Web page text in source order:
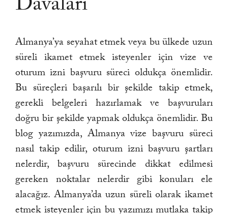
Davaları
Almanya’ya seyahat etmek veya bu ülkede uzun
süreli ikamet etmek isteyenler için vize ve
oturum izni başvuru süreci oldukça önemlidir.
Bu süreçleri başarılı bir şekilde takip etmek,
gerekli belgeleri hazırlamak ve başvuruları
doğru bir şekilde yapmak oldukça önemlidir. Bu
blog yazımızda, Almanya vize başvuru süreci
nasıl takip edilir, oturum izni başvuru şartları
nelerdir, başvuru sürecinde dikkat edilmesi
gereken noktalar nelerdir gibi konuları ele
alacağız. Almanya’da uzun süreli olarak ikamet
etmek isteyenler için bu yazımızı mutlaka takip